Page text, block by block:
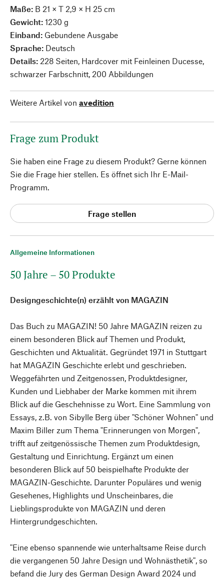
Allgemeine Informationen
50 Jahre – 50 Produkte
Designgeschichte(n) erzählt von MAGAZIN
Das Buch zu MAGAZIN! 50 Jahre MAGAZIN reizen zu
einem besonderen Blick auf Themen und Produkt,
Geschichten und Aktualität. Gegründet 1971 in Stuttgart
hat MAGAZIN Geschichte erlebt und geschrieben.
Weggefährten und Zeitgenossen, Produktdesigner,
Kunden und Liebhaber der Marke kommen mit ihrem
Blick auf die Geschehnisse zu Wort. Eine Sammlung von
Essays, z.B. von Sibylle Berg über "Schöner Wohnen" und
Maxim Biller zum Thema "Erinnerungen von Morgen",
trifft auf zeitgenössische Themen zum Produktdesign,
Gestaltung und Einrichtung. Ergänzt um einen
besonderen Blick auf 50 beispielhafte Produkte der
MAGAZIN-Geschichte. Darunter Populäres und wenig
Gesehenes, Highlights und Unscheinbares, die
Lieblingsprodukte von MAGAZIN und deren
Hintergrundgeschichten.
"Eine ebenso spannende wie unterhaltsame Reise durch
die vergangenen 50 Jahre Design und Wohnästhetik", so
befand die Jury des German Design Award 2024 und
Maße: B 21 × T 2,9 × H 25 cm
Gewicht: 1230 g
Einband: Gebundene Ausgabe
Sprache: Deutsch
Details: 228 Seiten, Hardcover mit Feinleinen Ducesse,
schwarzer Farbschnitt, 200 Abbildungen
Weitere Artikel von avedition
Frage zum Produkt
Sie haben eine Frage zu diesem Produkt? Gerne können
Sie die Frage hier stellen. Es öffnet sich Ihr E-Mail-
Programm.
Frage stellen